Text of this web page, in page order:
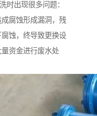
时出现很多问题：
腐蚀形成漏洞，残
蚀，终导致更换设
资金进行废水处